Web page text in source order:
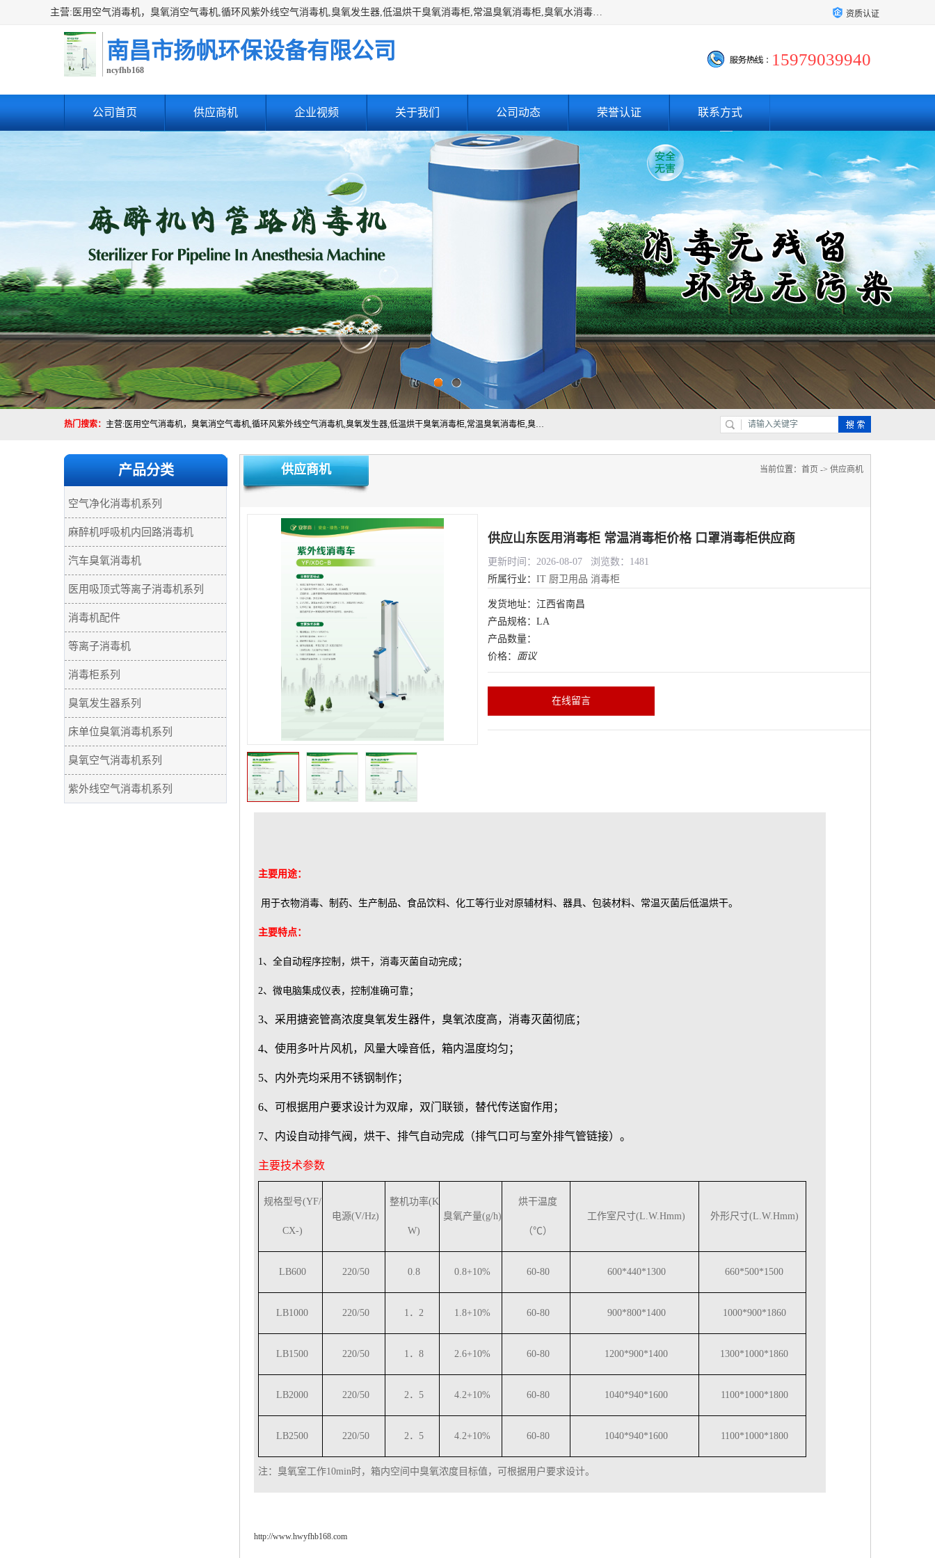
主营:医用空气消毒机，臭氧消空气毒机,循环风紫外线空气消毒机,臭氧发生器,低温烘干臭氧消毒柜,常温臭氧消毒柜,臭氧水消毒机,管道容器臭氧消毒机,内置式臭氧消毒机,外置式臭氧消毒机,床单位臭氧消毒器。医用工作服灭菌柜，医用拖鞋消毒柜,麻醉机内管路消毒机，呼吸机回路消毒机 资质认证
南昌市扬帆环保设备有限公司
ncyfhb168
15979039940
公司首页 供应商机 企业视频 关于我们 公司动态 荣誉认证 联系方式
热门搜索： 主营:医用空气消毒机，臭氧消空气毒机,循环风紫外线空气消毒机,臭氧发生器,低温烘干臭氧消毒柜,常温臭氧消毒柜,臭氧水消毒机,管道容器臭氧消毒机,内置式臭氧消毒机,外置式臭氧消毒机,床单位臭氧消毒器。医用工作服灭菌柜，医用拖鞋消毒柜,麻醉机内管路消毒机，呼吸机回路消毒机
产品分类
空气净化消毒机系列
麻醉机呼吸机内回路消毒机
汽车臭氧消毒机
医用吸顶式等离子消毒机系列
消毒机配件
等离子消毒机
消毒柜系列
臭氧发生器系列
床单位臭氧消毒机系列
臭氧空气消毒机系列
紫外线空气消毒机系列
供应商机 当前位置： 首页 -> 供应商机
供应山东医用消毒柜 常温消毒柜价格 口罩消毒柜供应商
更新时间：2026-08-07 浏览数：1481
所属行业： IT 厨卫用品 消毒柜
发货地址：江西省南昌
产品规格：LA
产品数量：
价格： 面议
在线留言
主要用途：
用于衣物消毒、制药、生产制品、食品饮料、化工等行业对原辅材料、器具、包装材料、常温灭菌后低温烘干。
主要特点：
1、全自动程序控制，烘干，消毒灭菌自动完成；
2、微电脑集成仪表，控制准确可靠；
3、采用搪瓷管高浓度臭氧发生器件，臭氧浓度高，消毒灭菌彻底；
4、使用多叶片风机，风量大噪音低，箱内温度均匀；
5、内外壳均采用不锈钢制作；
6、可根据用户要求设计为双扉，双门联锁，替代传送窗作用；
7、内设自动排气阀，烘干、排气自动完成（排气口可与室外排气管链接）。
主要技术参数
规格型号(YF/
CX-)
电源(V/Hz)
整机功率(K
W)
臭氧产量(g/h)
烘干温度
（℃）
工作室尺寸(L.W.Hmm) 外形尺寸(L.W.Hmm)
LB600 220/50 0.8 0.8+10% 60-80 600*440*1300 660*500*1500
LB1000 220/50 1 ．2 1.8+10% 60-80 900*800*1400 1000*900*1860
LB1500 220/50 1 ．8 2.6+10% 60-80 1200*900*1400 1300*1000*1860
LB2000 220/50 2．5 4.2+10% 60-80 1040*940*1600 1100*1000*1800
LB2500 220/50 2．5 4.2+10% 60-80 1040*940*1600 1100*1000*1800
注：臭氧室工作10min时，箱内空间中臭氧浓度目标值，可根据用户要求设计。
http://www.hwyfhb168.com